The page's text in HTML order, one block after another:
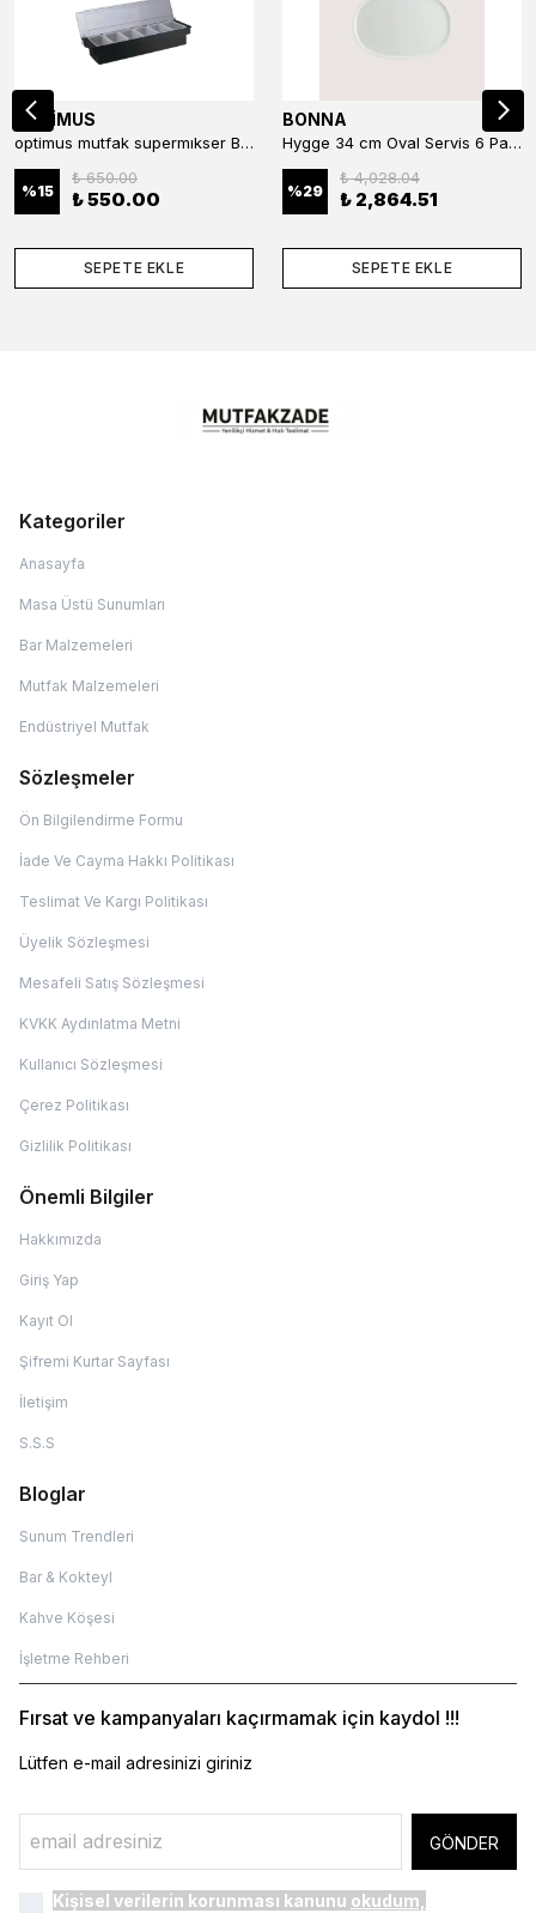
OPTİMUS
optimus mutfak supermıkser Bar Konteyner 6'lı 50×16×9 cm Kapaklı Polikarbon Organizer Bar & Kafe
%15
₺ 650.00
₺ 550.00
SEPETE EKLE
BONNA
Hygge 34 cm Oval Servis 6 Parça
%29
₺ 4,028.04
₺ 2,864.51
SEPETE EKLE
Kategoriler
Anasayfa
Masa Üstü Sunumları
Bar Malzemeleri
Mutfak Malzemeleri
Endüstriyel Mutfak
Sözleşmeler
Ön Bilgilendirme Formu
İade Ve Cayma Hakkı Politikası
Teslimat Ve Kargı Politikası
Üyelik Sözleşmesi
Mesafeli Satış Sözleşmesi
KVKK Aydınlatma Metni
Kullanıcı Sözleşmesi
Çerez Politikası
Gizlilik Politikası
Önemli Bilgiler
Hakkımızda
Giriş Yap
Kayıt Ol
Şifremi Kurtar Sayfası
İletişim
S.S.S
Bloglar
Sunum Trendleri
Bar & Kokteyl
Kahve Köşesi
İşletme Rehberi
Fırsat ve kampanyaları kaçırmamak için kaydol !!!
Lütfen e-mail adresinizi giriniz
GÖNDER
Kişisel verilerin korunması kanunu okudum,